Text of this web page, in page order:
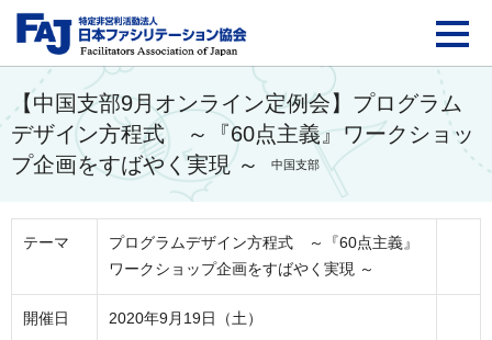
FAJ：特定非営利活動
【中国支部9月オンライン定例会】プログラム
デザイン方程式 ～『60点主義』ワークショッ
プ企画をすばやく実現 ～
中国支部
テーマ
プログラムデザイン方程式 ～『60点主義』
ワークショップ企画をすばやく実現 ～
開催日 2020年9月19日（土）